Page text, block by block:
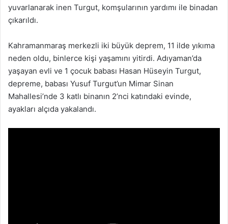
yuvarlanarak inen Turgut, komşularının yardımı ile binadan
çıkarıldı.
Kahramanmaraş merkezli iki büyük deprem, 11 ilde yıkıma
neden oldu, binlerce kişi yaşamını yitirdi. Adıyaman’da
yaşayan evli ve 1 çocuk babası Hasan Hüseyin Turgut,
depreme, babası Yusuf Turgut’un Mimar Sinan
Mahallesi’nde 3 katlı binanın 2’nci katındaki evinde,
ayakları alçıda yakalandı.